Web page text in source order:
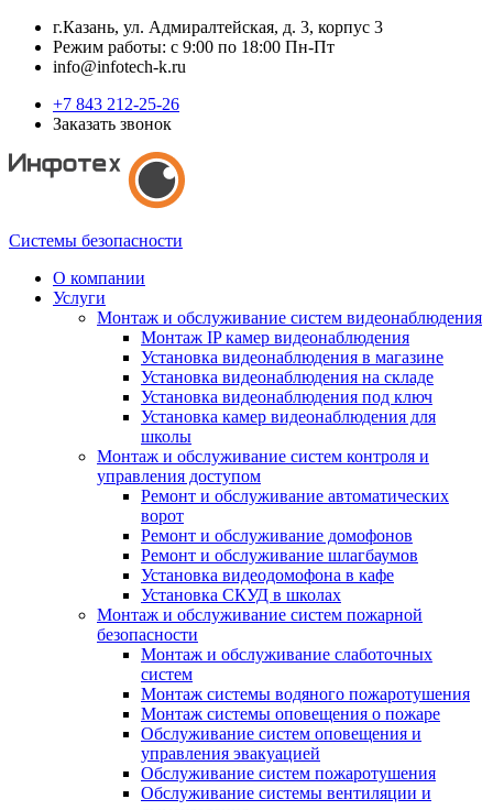
г.Казань, ул. Адмиралтейская, д. 3, корпус 3
Режим работы: с 9:00 по 18:00 Пн-Пт
info@infotech-k.ru
+7 843 212-25-26
Заказать звонок
Системы безопасности
О компании
Услуги
Монтаж и обслуживание систем видеонаблюдения
Монтаж IP камер видеонаблюдения
Установка видеонаблюдения в магазине
Установка видеонаблюдения на складе
Установка видеонаблюдения под ключ
Установка камер видеонаблюдения для
школы
Монтаж и обслуживание систем контроля и
управления доступом
Ремонт и обслуживание автоматических
ворот
Ремонт и обслуживание домофонов
Ремонт и обслуживание шлагбаумов
Установка видеодомофона в кафе
Установка СКУД в школах
Монтаж и обслуживание систем пожарной
безопасности
Монтаж и обслуживание слаботочных
систем
Монтаж системы водяного пожаротушения
Монтаж системы оповещения о пожаре
Обслуживание систем оповещения и
управления эвакуацией
Обслуживание систем пожаротушения
Обслуживание системы вентиляции и